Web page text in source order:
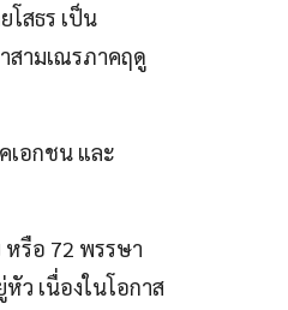
โสธร เป็น
สามเณรภาคฤดู
เอกชน และ
หรือ 72 พรรษา
ว เนื่องในโอกาส